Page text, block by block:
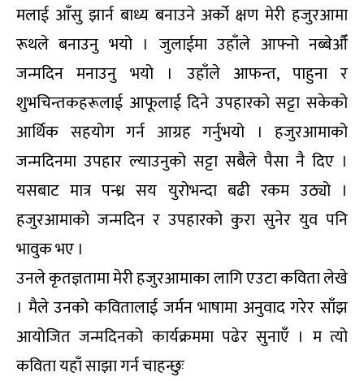
मलाई आँसु झार्न बाध्य बनाउने अर्को क्षण मेरी हजुरआमा
रूथले बनाउनु भयो । जुलाईमा उहाँले आफ्नो नब्बेऔँ
जन्मदिन मनाउनु भयो । उहाँले आफन्त, पाहुना र
शुभचिन्तकहरूलाई आफूलाई दिने उपहारको सट्टा सकेको
आर्थिक सहयोग गर्न आग्रह गर्नुभयो । हजुरआमाको
जन्मदिनमा उपहार ल्याउनुको सट्टा सबैले पैसा नै दिए ।
यसबाट मात्र पन्ध्र सय युरोभन्दा बढी रकम उठ्यो ।
हजुरआमाको जन्मदिन र उपहारको कुरा सुनेर युव पनि
भावुक भए ।
उनले कृतज्ञतामा मेरी हजुरआमाका लागि एउटा कविता लेखे
। मैले उनको कवितालाई जर्मन भाषामा अनुवाद गरेर साँझ
आयोजित जन्मदिनको कार्यक्रममा पढेर सुनाएँ । म त्यो
कविता यहाँ साझा गर्न चाहन्छुः